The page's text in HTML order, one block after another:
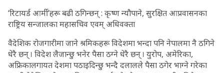
‘रिटायर्ड आर्मी’हरू बढी ठगिन्छन् : कृष्ण न्यौपाने, सुरक्षित आप्रवासनका
राष्ट्रिय सन्जालका महासचिव एवम् अधिवक्ता
वैदेशिक रोजगारीमा जाने श्रमिकहरू विदेशमा भन्दा पनि नेपालमा नै ठगिने
धेरै छन् । विदेश लैजान्छु भनेर पैसा ठग्ने धेरै छन् । युरोप, अमेरिका,
अफ्रिकालगायत देशमा पठाइदिन्छु भन्दै दलालले पैसा ठगेर भाग्ने गरेका